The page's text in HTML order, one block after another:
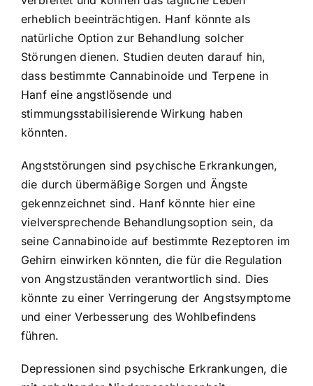
erheblich beeinträchtigen. Hanf könnte als
natürliche Option zur Behandlung solcher
Störungen dienen. Studien deuten darauf hin,
dass bestimmte Cannabinoide und Terpene in
Hanf eine angstlösende und
stimmungsstabilisierende Wirkung haben
könnten.
Angststörungen sind psychische Erkrankungen,
die durch übermäßige Sorgen und Ängste
gekennzeichnet sind. Hanf könnte hier eine
vielversprechende Behandlungsoption sein, da
seine Cannabinoide auf bestimmte Rezeptoren im
Gehirn einwirken könnten, die für die Regulation
von Angstzuständen verantwortlich sind. Dies
könnte zu einer Verringerung der Angstsymptome
und einer Verbesserung des Wohlbefindens
führen.
Depressionen sind psychische Erkrankungen, die